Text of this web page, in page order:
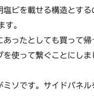
ビを載せる構造とす
。
ったとしても買って
使って繋ぐことにしま
ソです。サイドパネ